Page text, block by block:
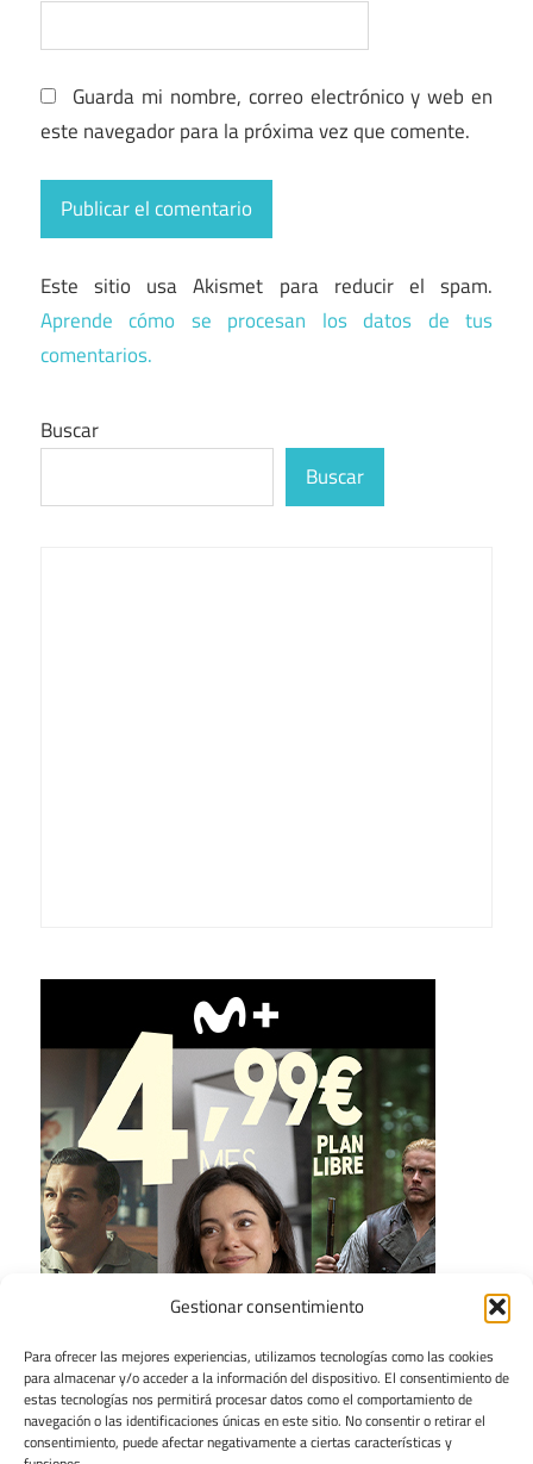
Gestionar consentimiento
Para ofrecer las mejores experiencias, utilizamos tecnologías como las cookies
para almacenar y/o acceder a la información del dispositivo. El consentimiento de
estas tecnologías nos permitirá procesar datos como el comportamiento de
navegación o las identificaciones únicas en este sitio. No consentir o retirar el
consentimiento, puede afectar negativamente a ciertas características y
Guarda mi nombre, correo electrónico y web en
este navegador para la próxima vez que comente.
Este sitio usa Akismet para reducir el spam.
Aprende cómo se procesan los datos de tus
comentarios.
Buscar
Buscar